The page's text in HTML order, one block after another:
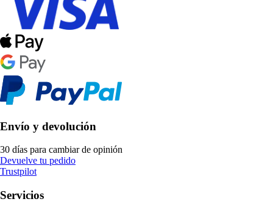
Envío y devolución
30 días para cambiar de opinión
Devuelve tu pedido
Trustpilot
Servicios